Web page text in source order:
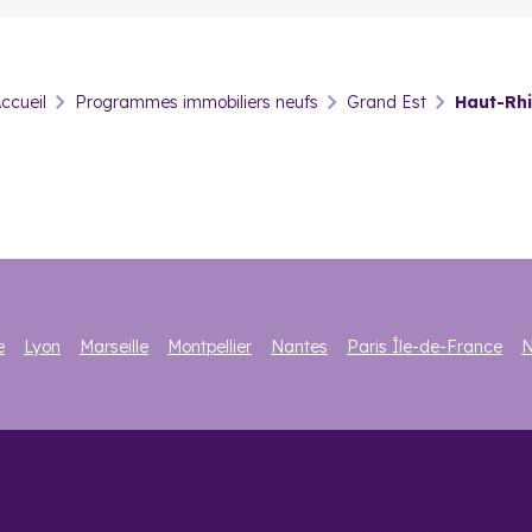
à la localisation de l’achat. C’est par exemple le cas duPrêt à
est une pratique courante en Franc. C’est une manière fiable et
bonne rentabilité. Mais la tendance à la hausse sur tout le
Programmes immobiliers neufs Grand Est Haut-
Lyon Marseille Montpellier Nantes Paris Île-de-France